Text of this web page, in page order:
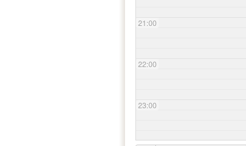
21:00
22:00
23:00